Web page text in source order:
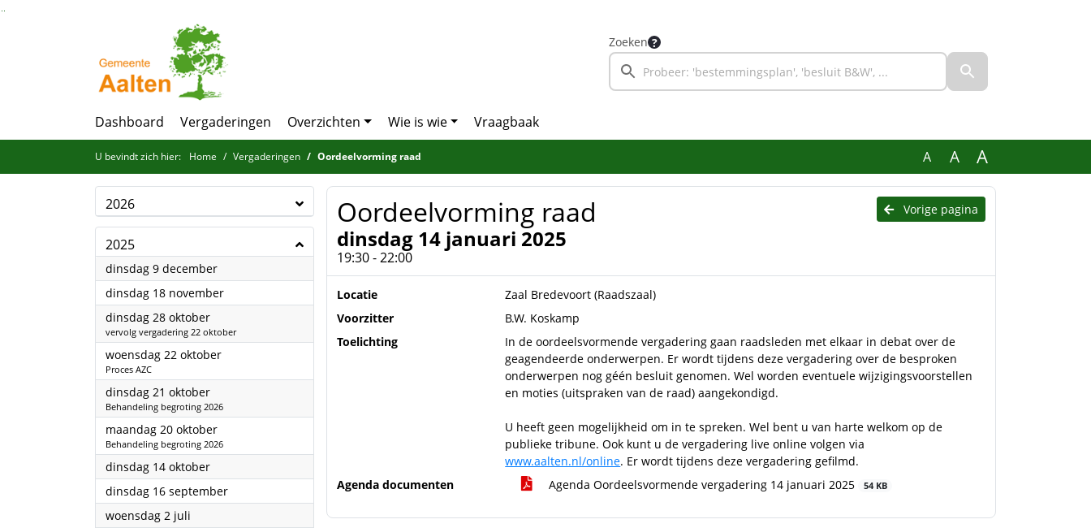
Ga naar de inhoud van deze pagina
Zoeken
Dashboard Vergaderingen Overzichten Wie is wie Vraagbaak
U bevindt zich hier: Home Vergaderingen Oordeelvorming raad A A A
2026
2025
dinsdag 9 december2025
dinsdag 18 november2025
dinsdag 28 oktober2025
vervolg vergadering 22 oktober
woensdag 22 oktober2025
Proces AZC
dinsdag 21 oktober2025
Behandeling begroting 2026
maandag 20 oktober2025
Behandeling begroting 2026
dinsdag 14 oktober2025
dinsdag 16 september2025
woensdag 2 juli
Vorige pagina
Oordeelvorming raad
dinsdag 14 januari 2025
19:30 - 22:00
Locatie
Zaal Bredevoort (Raadszaal)
Voorzitter
B.W. Koskamp
Toelichting
In de oordeelsvormende vergadering gaan raadsleden met elkaar in debat over de
geagendeerde onderwerpen. Er wordt tijdens deze vergadering over de besproken
onderwerpen nog géén besluit genomen. Wel worden eventuele wijzigingsvoorstellen
en moties (uitspraken van de raad) aangekondigd.
U heeft geen mogelijkheid om in te spreken. Wel bent u van harte welkom op de
publieke tribune. Ook kunt u de vergadering live online volgen via
www.aalten.nl/online. Er wordt tijdens deze vergadering gefilmd.
Agenda documenten
Agenda Oordeelsvormende vergadering 14 januari 2025 54 KB